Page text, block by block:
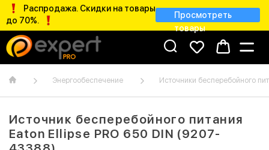
Распродажа. Скидки на товары
до 70%.
Просмотреть
товары
Энергообеспечение Источники бесперебойного
Источник бесперебойного питания
Eaton Ellipse PRO 650 DIN (9207-